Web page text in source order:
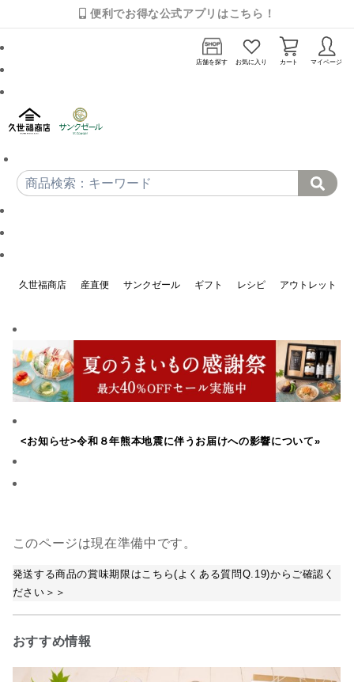
便利でお得な公式アプリはこちら！
店舗を探す お気に入り カート マイページ
久世福商店 産直便 サンクゼール ギフト レシピ アウトレット
<お知らせ>令和８年熊本地震に伴うお届けへの影響について»
このページは現在準備中です。
発送する商品の賞味期限はこちら(よくある質問Q.19)からご確認く
ださい＞＞
おすすめ情報